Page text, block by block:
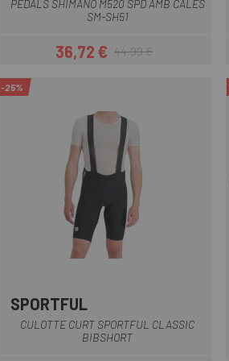
PEDALS SHIMANO M520 SPD AMB CALES
SM-SH51
Preu
36,72 €Preu regular
44,99 €
Blau Fosc
Negre
-25%
SPORTFUL
CULOTTE CURT SPORTFUL CLASSIC
BIBSHORT